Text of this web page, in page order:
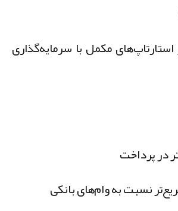
مکمل با سرمایه‌گذاری
پرداخت
نسبت به وام‌های بانکی